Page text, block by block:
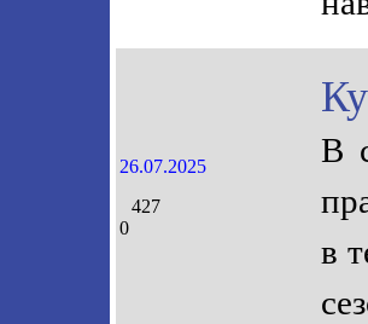
26.07.2025
427
0
В
в